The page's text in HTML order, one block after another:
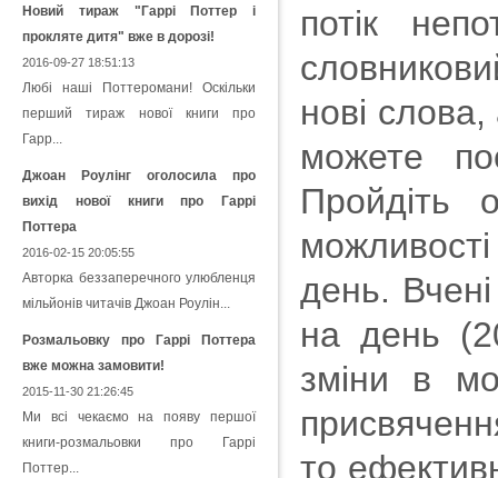
потік
нові
можете
Пройдіть
день.
на день
зміни в
то
Новий тираж "Гаррі Поттер і
прокляте дитя" вже в дорозі!
2016-09-27 18:51:13
Любі наші Поттеромани! Оскільки
перший тираж нової книги про
Гарр...
Джоан Роулінг оголосила про
вихід нової книги про Гаррі
Поттера
2016-02-15 20:05:55
Авторка беззаперечного улюбленця
мільйонів читачів Джоан Роулін...
Розмальовку про Гаррі Поттера
вже можна замовити!
2015-11-30 21:26:45
Ми всі чекаємо на появу першої
книги-розмальовки про Гаррі
Поттер...